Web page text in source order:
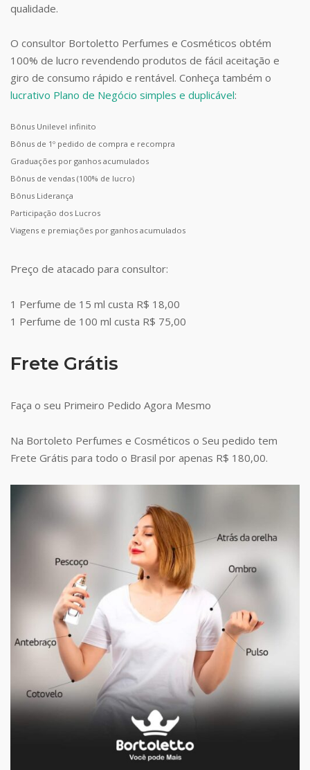
qualidade.
O consultor Bortoletto Perfumes e Cosméticos obtém
100% de lucro revendendo produtos de fácil aceitação e
giro de consumo rápido e rentável. Conheça também o
lucrativo Plano de Negócio simples e duplicável:
Bônus Unilevel infinito
Bônus de 1º pedido de compra e recompra
Graduações por ganhos acumulados
Bônus de vendas (100% de lucro)
Bônus Liderança
Participação dos Lucros
Viagens e premiações por ganhos acumulados
Preço de atacado para consultor:
1 Perfume de 15 ml custa R$ 18,00
1 Perfume de 100 ml custa R$ 75,00
Frete Grátis
Faça o seu Primeiro Pedido Agora Mesmo
Na Bortoleto Perfumes e Cosméticos o Seu pedido tem
Frete Grátis para todo o Brasil por apenas R$ 180,00.